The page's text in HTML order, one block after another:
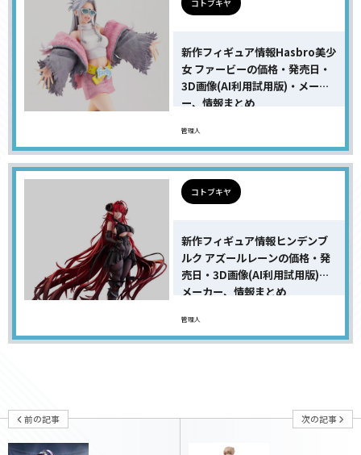
コトブキヤ
新作フィギュア情報Hasbro美少
女 ファービーの価格・発売日・
3D画像(AI利用試用版)・メーカ
ー、情報まとめ
管理人
コトブキヤ
新作フィギュア情報ヒンデンブ
ルク アズールレーンの価格・発
売日・3D画像(AI利用試用版)・
メーカー、情報まとめ
管理人
前の記事 次の記事